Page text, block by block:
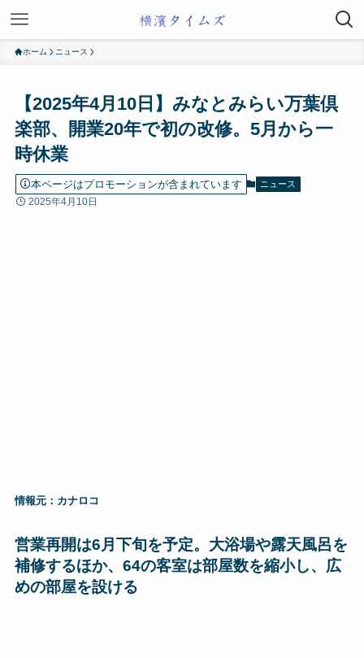
ホーム ニュース
【2025年4月10日】みなとみらい万葉倶
楽部、開業20年で初の改修。5月から一
時休業
本ページはプロモーションが含まれています ニュース
2025年4月10日
情報元：カナロコ
営業再開は6月下旬を予定。大浴場や露天風呂を
補修するほか、64の客室は部屋数を縮小し、広
めの部屋を設ける